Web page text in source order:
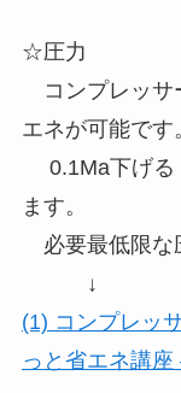
☆圧力
コンプレッサ
エネが可能です
0.1Ma下げる
ます。
必要最低限な
↓
(1) コンプレッ
っと省エネ講座